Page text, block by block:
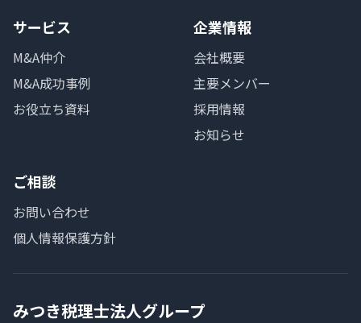
サービス
M&A仲介
M&A成功事例
お役立ち資料
企業情報
会社概要
主要メンバー
採用情報
お知らせ
ご相談
お問い合わせ
個人情報保護方針
みつき税理士法人グループ